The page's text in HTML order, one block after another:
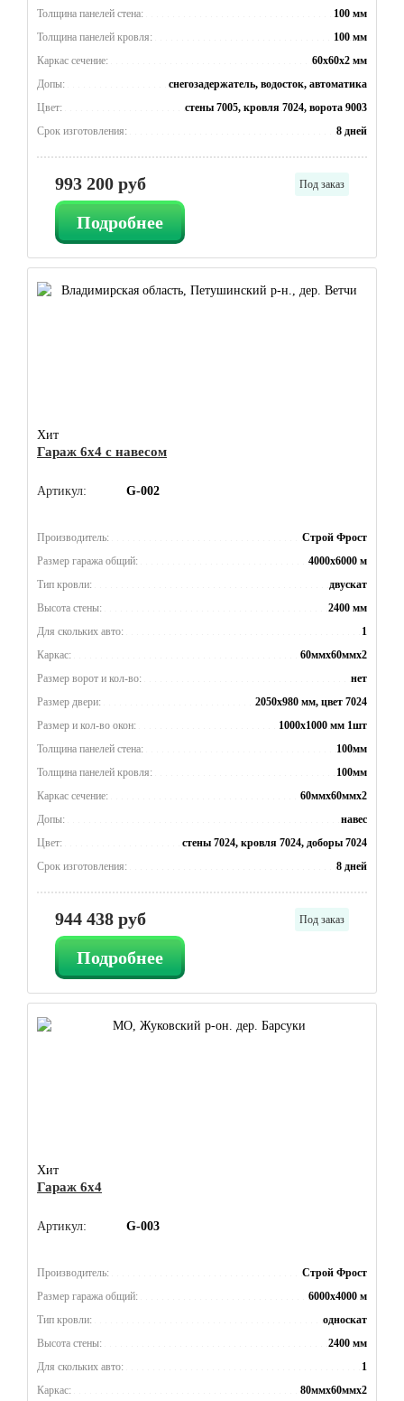
Толщина панелей стена:
100 мм
Толщина панелей кровля:
100 мм
Каркас сечение:
60x60x2 мм
Допы:
снегозадержатель, водосток, автоматика
Цвет:
стены 7005, кровля 7024, ворота 9003
Срок изготовления:
8 дней
993 200 руб Под заказ
Подробнее
Хит
Гараж 6x4 с навесом
Артикул: G-002
Производитель:
Строй Фрост
Размер гаража общий:
4000x6000 м
Тип кровли:
двускат
Высота стены:
2400 мм
Для скольких авто:
1
Каркас:
60ммx60ммx2
Размер ворот и кол-во:
нет
Размер двери:
2050x980 мм, цвет 7024
Размер и кол-во окон:
1000x1000 мм 1шт
Толщина панелей стена:
100мм
Толщина панелей кровля:
100мм
Каркас сечение:
60ммx60ммx2
Допы:
навес
Цвет:
стены 7024, кровля 7024, доборы 7024
Срок изготовления:
8 дней
944 438 руб Под заказ
Подробнее
Хит
Гараж 6x4
Артикул: G-003
Производитель:
Строй Фрост
Размер гаража общий:
6000x4000 м
Тип кровли:
односкат
Высота стены:
2400 мм
Для скольких авто:
1
Каркас:
80ммx60ммx2